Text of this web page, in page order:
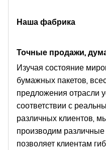
Наша фабрика
Точные продажи,
Изучая состояние
бумажных пакетов,
предложения отрасли
соответствии с
различных клиентов,
производим
позволяет клиентам